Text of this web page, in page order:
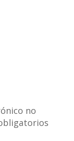
no